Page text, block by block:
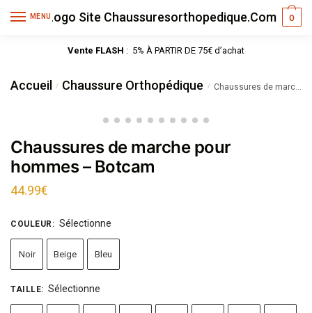
MENU 0
Vente FLASH : 5% À PARTIR DE 75€ d’achat
Accueil / Chaussure Orthopédique / Chaussures de marche pour hommes – Botcam
Chaussures de marche pour
hommes – Botcam
44.99€
COULEUR : Sélectionne
Noir Beige Bleu
TAILLE: Sélectionne